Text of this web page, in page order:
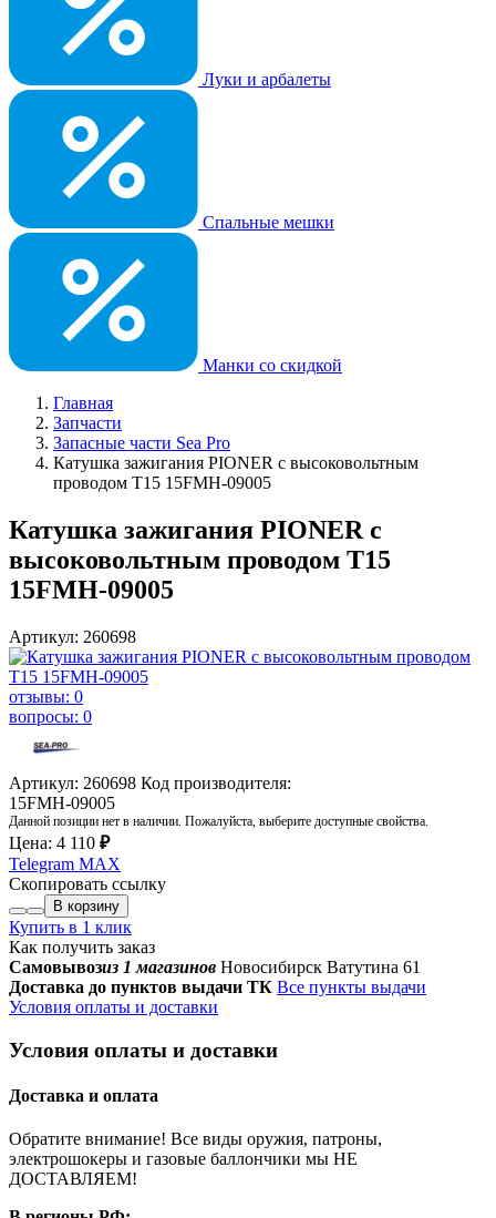
Луки и арбалеты
Спальные мешки
Манки со скидкой
Главная
Запчасти
Запасные части Sea Pro
Катушка зажигания PIONER с высоковольтным
проводом T15 15FMH-09005
Катушка зажигания PIONER с
высоковольтным проводом T15
15FMH-09005
Артикул: 260698
отзывы: 0
вопросы: 0
Артикул: 260698 Код производителя:
15FMH-09005
Данной позиции нет в наличии. Пожалуйста, выберите доступные свойства.
Цена: 4 110 ₽
Telegram MAX
Скопировать ссылку
В корзину
Купить в 1 клик
Как получить заказ
Самовывозиз 1 магазинов Новосибирск Ватутина 61
Доставка до пунктов выдачи ТК Все пункты выдачи
Условия оплаты и доставки
Условия оплаты и доставки
Доставка и оплата
Обратите внимание! Все виды оружия, патроны,
электрошокеры и газовые баллончики мы НЕ
ДОСТАВЛЯЕМ!